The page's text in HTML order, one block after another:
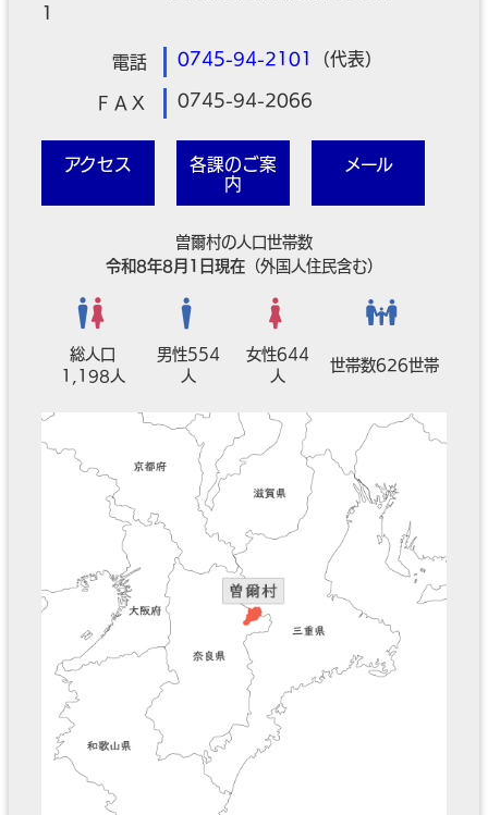
1
電話 0745-94-2101 （代表）
ＦＡＸ 0745-94-2066
アクセス
各課のご案
内
メール
曽爾村の人口世帯数
令和8年8月1日現在 （外国人住民含む）
総人口
1,198人
男性554
人
女性644
人
世帯数626世帯